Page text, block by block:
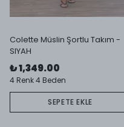
Colette Müslin Şortlu Takım -
SIYAH
₺ 1,349.00
4 Renk 4 Beden
SEPETE EKLE